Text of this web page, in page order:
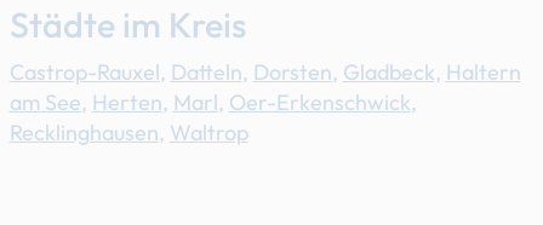
Städte im Kreis
Castrop-Rauxel, Datteln, Dorsten, Gladbeck, Haltern
am See, Herten, Marl, Oer-Erkenschwick,
Recklinghausen, Waltrop